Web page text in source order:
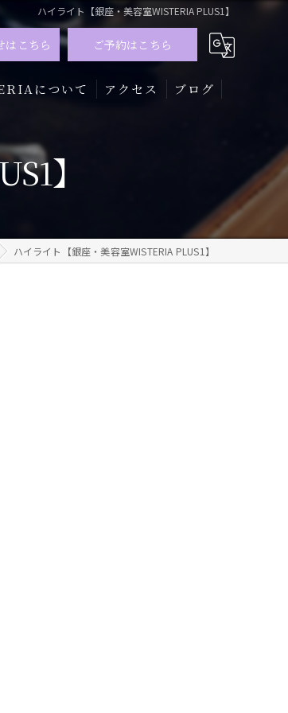
ハイライト【銀座・美容室WISTERIA PLUS1】
はこちら ご予約はこちら
について
メント
アクセス ブログ
】
ハイライト【銀座・美容室WISTERIA PLUS1】